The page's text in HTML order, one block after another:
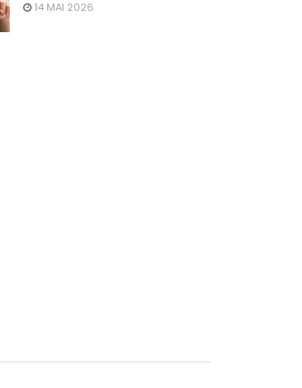
14 MAI 2026